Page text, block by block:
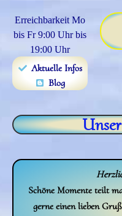
Erreichbarkeit Mo
bis Fr 9:00 Uhr bis
19:00 Uhr
Aktuelle Infos
Blog
Schöne Momente teilt
gerne einen lieben